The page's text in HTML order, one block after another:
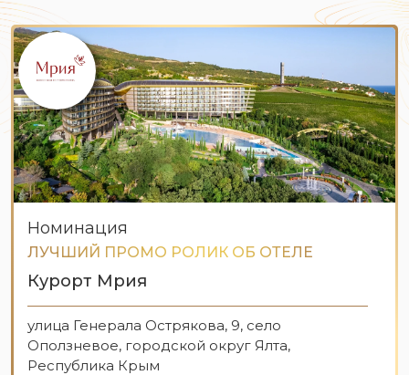
Номинация
ЛУЧШИЙ ПРОМО РОЛИК ОБ ОТЕЛЕ
Курорт Мрия
улица Генерала Острякова, 9, село
Оползневое, городской округ Ялта,
Республика Крым